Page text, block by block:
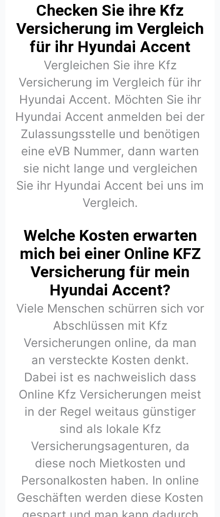
Checken Sie ihre Kfz
Versicherung im Vergleich
für ihr Hyundai Accent
Vergleichen Sie ihre Kfz
Versicherung im Vergleich für ihr
Hyundai Accent. Möchten Sie ihr
Hyundai Accent anmelden bei der
Zulassungsstelle und benötigen
eine eVB Nummer, dann warten
sie nicht lange und vergleichen
Sie ihr Hyundai Accent bei uns im
Vergleich.
Welche Kosten erwarten
mich bei einer Online KFZ
Versicherung für mein
Hyundai Accent?
Viele Menschen schürren sich vor
Abschlüssen mit Kfz
Versicherungen online, da man
an versteckte Kosten denkt.
Dabei ist es nachweislich dass
Online Kfz Versicherungen meist
in der Regel weitaus günstiger
sind als lokale Kfz
Versicherungsagenturen, da
diese noch Mietkosten und
Personalkosten haben. In online
Geschäften werden diese Kosten